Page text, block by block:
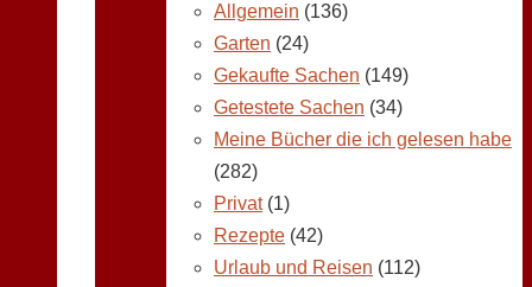
Allgemein (136)
Garten (24)
Gekaufte Sachen (149)
Getestete Sachen (34)
Meine Bücher die ich gelesen habe
(282)
Privat(1)
Rezepte (42)
Urlaub und Reisen (112)